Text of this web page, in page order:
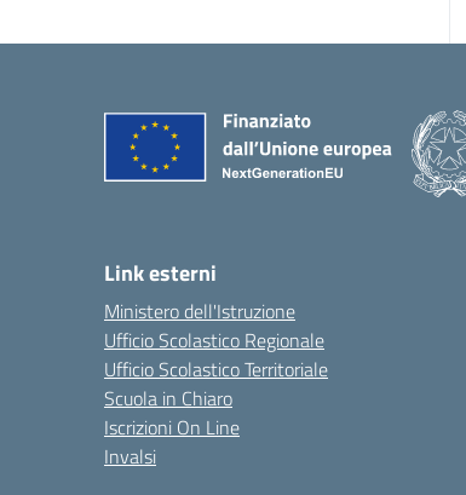
Link esterni
Ministero dell'Istruzione
Ufficio Scolastico Regionale
Ufficio Scolastico Territoriale
Scuola in Chiaro
Iscrizioni On Line
Invalsi